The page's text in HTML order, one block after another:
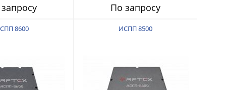
По запросу
8600 ИСПП 8500